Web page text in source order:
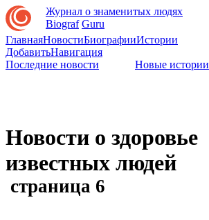
Журнал о знаменитых людях
Biograf Guru
ГлавнаяНовостиБиографииИстории
ДобавитьНавигация
Последние новости
Новые истории
Новости о здоровье
известных людей
страница 6